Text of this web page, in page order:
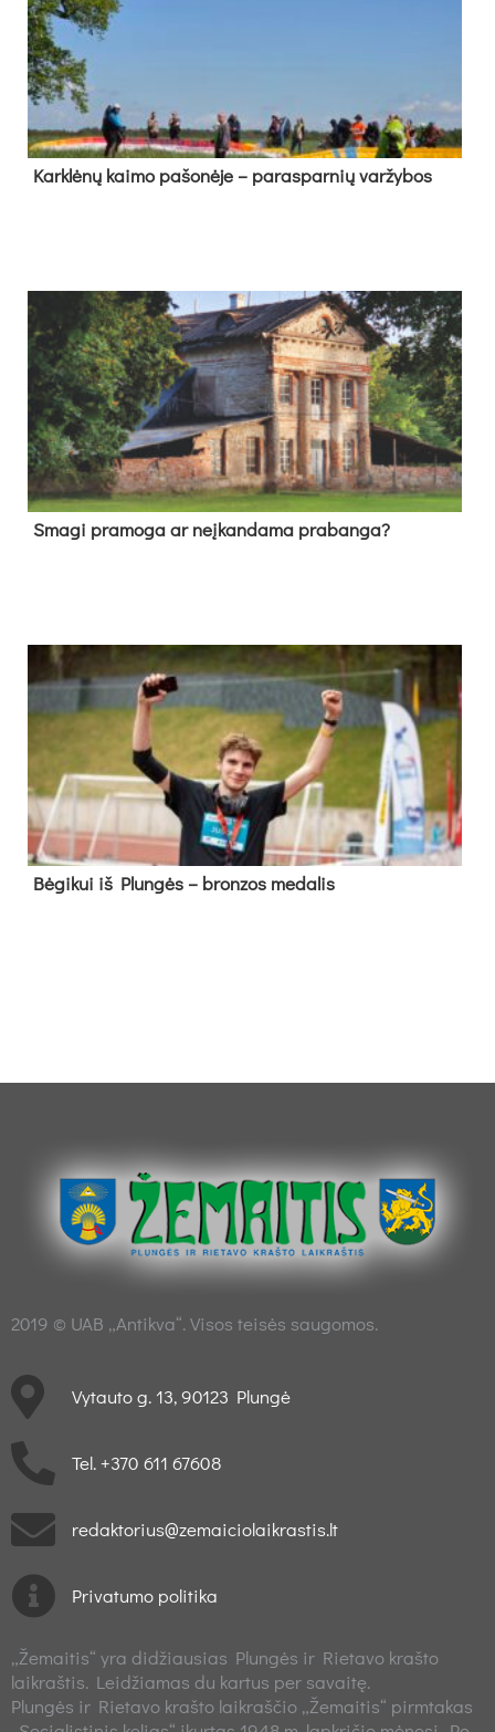
Kark­lė­nų kai­mo pa­šo­nė­je – pa­ras­par­nių var­žy­bos
Sma­gi pra­mo­ga ar neį­kan­da­ma pra­ban­ga?
Bė­gi­kui iš Plun­gės – bron­zos me­da­lis
2019 © UAB „Antikva“. Visos teisės saugomos.
Vytauto g. 13, 90123 Plungė
Tel. +370 611 67608
redaktorius@zemaiciolaikrastis.lt
Privatumo politika
„Žemaitis“ yra didžiausias Plungės ir Rietavo krašto
laikraštis. Leidžiamas du kartus per savaitę.
Plungės ir Rietavo krašto laikraščio „Žemaitis“ pirmtakas